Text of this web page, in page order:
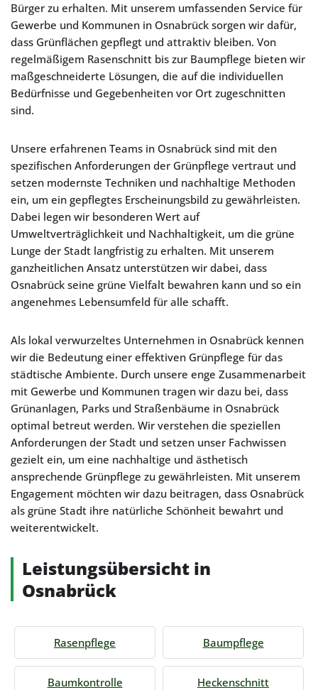
Bürger zu erhalten. Mit unserem umfassenden Service für
Gewerbe und Kommunen in Osnabrück sorgen wir dafür,
dass Grünflächen gepflegt und attraktiv bleiben. Von
regelmäßigem Rasenschnitt bis zur Baumpflege bieten wir
maßgeschneiderte Lösungen, die auf die individuellen
Bedürfnisse und Gegebenheiten vor Ort zugeschnitten
sind.
Unsere erfahrenen Teams in Osnabrück sind mit den
spezifischen Anforderungen der Grünpflege vertraut und
setzen modernste Techniken und nachhaltige Methoden
ein, um ein gepflegtes Erscheinungsbild zu gewährleisten.
Dabei legen wir besonderen Wert auf
Umweltverträglichkeit und Nachhaltigkeit, um die grüne
Lunge der Stadt langfristig zu erhalten. Mit unserem
ganzheitlichen Ansatz unterstützen wir dabei, dass
Osnabrück seine grüne Vielfalt bewahren kann und so ein
angenehmes Lebensumfeld für alle schafft.
Als lokal verwurzeltes Unternehmen in Osnabrück kennen
wir die Bedeutung einer effektiven Grünpflege für das
städtische Ambiente. Durch unsere enge Zusammenarbeit
mit Gewerbe und Kommunen tragen wir dazu bei, dass
Grünanlagen, Parks und Straßenbäume in Osnabrück
optimal betreut werden. Wir verstehen die speziellen
Anforderungen der Stadt und setzen unser Fachwissen
gezielt ein, um eine nachhaltige und ästhetisch
ansprechende Grünpflege zu gewährleisten. Mit unserem
Engagement möchten wir dazu beitragen, dass Osnabrück
als grüne Stadt ihre natürliche Schönheit bewahrt und
weiterentwickelt.
Leistungsübersicht in
Osnabrück
Rasenpflege Baumpflege
Baumkontrolle Heckenschnitt